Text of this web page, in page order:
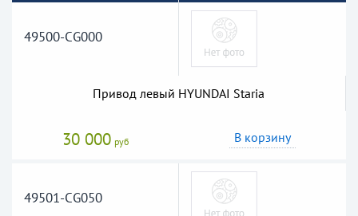
49500-CG000
Привод левый HYUNDAI Staria
30 000 руб В корзину
49501-CG050